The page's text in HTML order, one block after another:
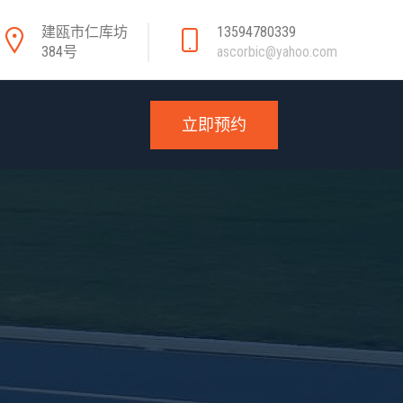
建瓯市仁库坊
384号
13594780339
ascorbic@yahoo.com
立即预约